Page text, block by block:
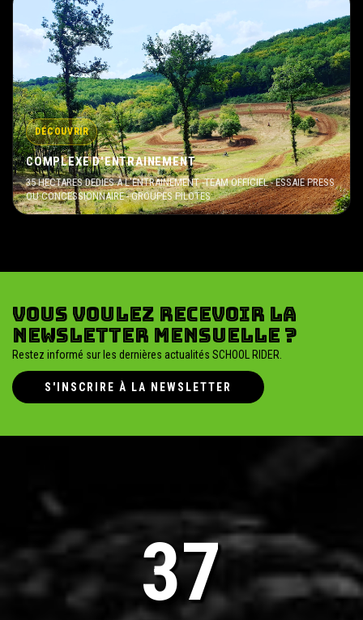
DÉCOUVRIR
COMPLEXE D'ENTRAINEMENT
35 HECTARES DEDIES À L'ENTRAINEMENT -TEAM OFFICIEL - ESSAIE PRESS
OU CONCESSIONNAIRE - GROUPES PILOTES
Vous voulez recevoir la
newsletter mensuelle ?
Restez informé sur les dernières actualités SCHOOL RIDER.
S'INSCRIRE À LA NEWSLETTER
40